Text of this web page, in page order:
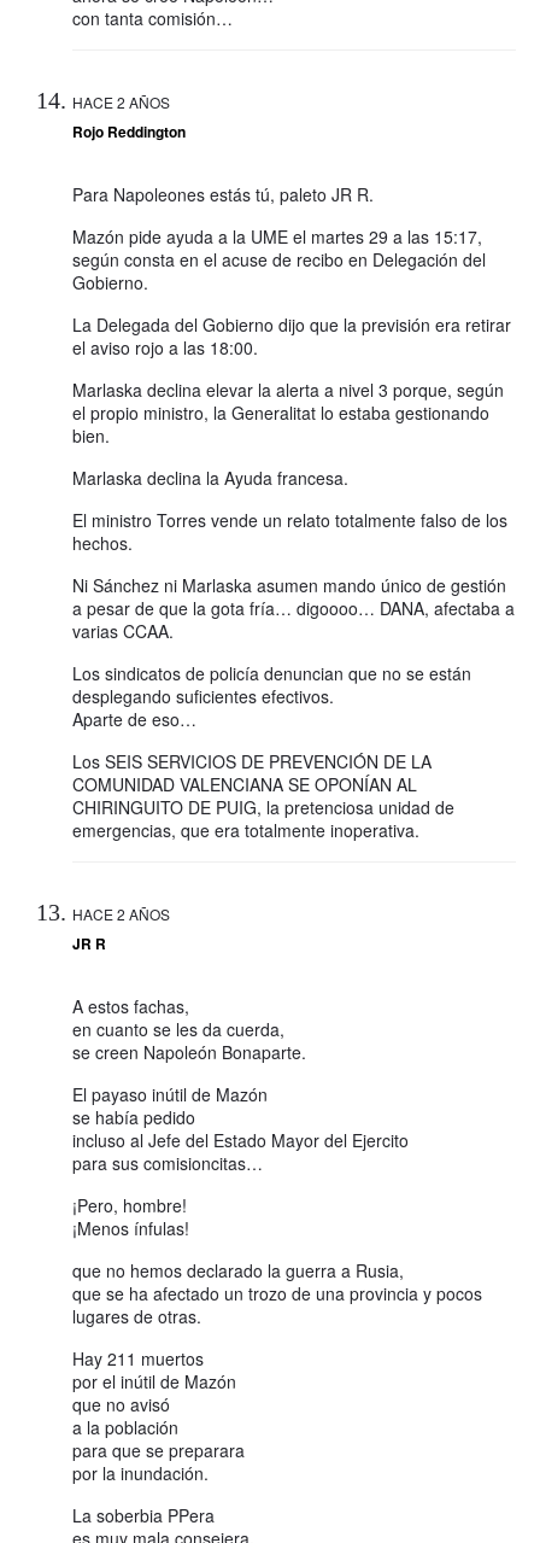
con tanta comisión…
HACE 2 AÑOS
Rojo Reddington
Para Napoleones estás tú, paleto JR R.
Mazón pide ayuda a la UME el martes 29 a las 15:17,
según consta en el acuse de recibo en Delegación del
Gobierno.
La Delegada del Gobierno dijo que la previsión era retirar
el aviso rojo a las 18:00.
Marlaska declina elevar la alerta a nivel 3 porque, según
el propio ministro, la Generalitat lo estaba gestionando
bien.
Marlaska declina la Ayuda francesa.
El ministro Torres vende un relato totalmente falso de los
hechos.
Ni Sánchez ni Marlaska asumen mando único de gestión
a pesar de que la gota fría… digoooo… DANA, afectaba a
varias CCAA.
Los sindicatos de policía denuncian que no se están
desplegando suficientes efectivos.
Aparte de eso…
Los SEIS SERVICIOS DE PREVENCIÓN DE LA
COMUNIDAD VALENCIANA SE OPONÍAN AL
CHIRINGUITO DE PUIG, la pretenciosa unidad de
emergencias, que era totalmente inoperativa.
HACE 2 AÑOS
JR R
A estos fachas,
en cuanto se les da cuerda,
se creen Napoleón Bonaparte.
El payaso inútil de Mazón
se había pedido
incluso al Jefe del Estado Mayor del Ejercito
para sus comisioncitas…
¡Pero, hombre!
¡Menos ínfulas!
que no hemos declarado la guerra a Rusia,
que se ha afectado un trozo de una provincia y pocos
lugares de otras.
Hay 211 muertos
por el inútil de Mazón
que no avisó
a la población
para que se preparara
por la inundación.
La soberbia PPera
es muy mala consejera.